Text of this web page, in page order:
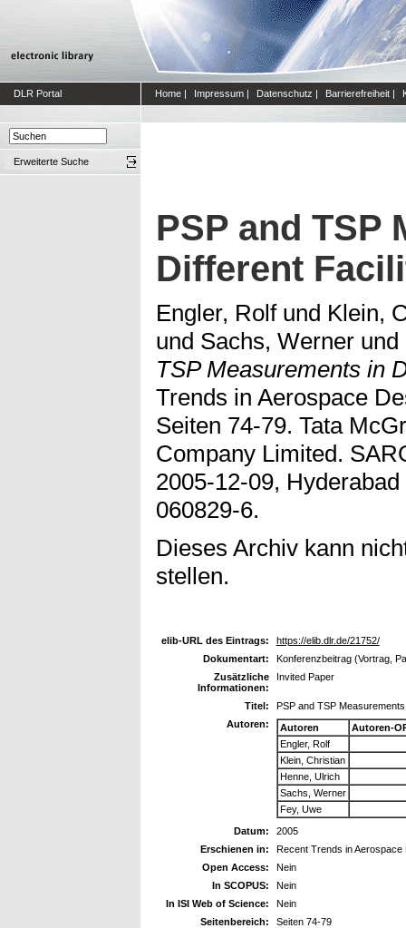
DLR Portal Home | Impressum | Datenschutz | Barrierefreiheit |
Erweiterte Suche
PSP and TSP
Different
Engler, Rolfund Klein,
und Sachs, Werner und
TSP Measurements in
Trends in Aerospace
Seiten 74-79. Tata
Company Limited.
2005-12-09,
060829-6.
Dieses Archiv kann
stellen.
elib-URL des Eintrags:
https://elib.dlr.de/21752/
Dokumentart:
Konferenzbeitrag (Vortrag,
Zusätzliche
Informationen:
Invited Paper
Titel:
PSP and TSP
Autoren:
Autoren
Autoren-
Engler, Rolf
Klein, Christian
Henne, Ulrich
Sachs, Werner
Fey, Uwe
Datum:
2005
Erschienen in:
Recent Trends in Aerospace
Open Access:
Nein
In SCOPUS:
Nein
In ISI Web of Science:
Nein
Seitenbereich:
Seiten 74-79